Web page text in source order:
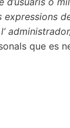
que es